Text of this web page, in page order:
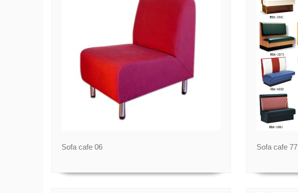
Sofa cafe 06 Sofa cafe 77